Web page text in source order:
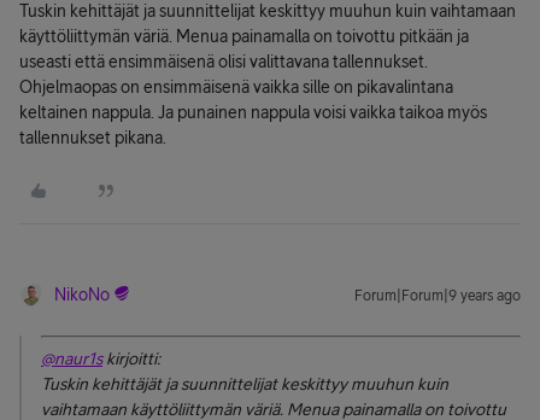
Tuskin kehittäjät ja suunnittelijat keskittyy muuhun kuin vaihtamaan
käyttöliittymän väriä. Menua painamalla on toivottu pitkään ja
useasti että ensimmäisenä olisi valittavana tallennukset.
Ohjelmaopas on ensimmäisenä vaikka sille on pikavalintana
keltainen nappula. Ja punainen nappula voisi vaikka taikoa myös
tallennukset pikana.
NikoNo Forum|Forum|9 years ago
@naur1skirjoitti:
Tuskin kehittäjät ja suunnittelijat keskittyy muuhun kuin
vaihtamaan käyttöliittymän väriä. Menua painamalla on toivottu